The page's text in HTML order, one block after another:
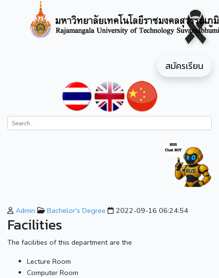
สมัครเรียน
Admin Bachelor's Degree 2022-09-16 06:24:54
Facilities
The facilities of this department are the
Lecture Room
Computer Room